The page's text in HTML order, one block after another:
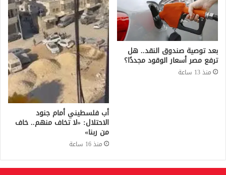
بعد توصية صندوق النقد.. هل
ترفع مصر أسعار الوقود مجددًا؟
منذ 13 ساعة
أب فلسطيني أمام جنود
الاحتلال: «لا تخاف منهم.. خاف
من ربنا»
منذ 16 ساعة